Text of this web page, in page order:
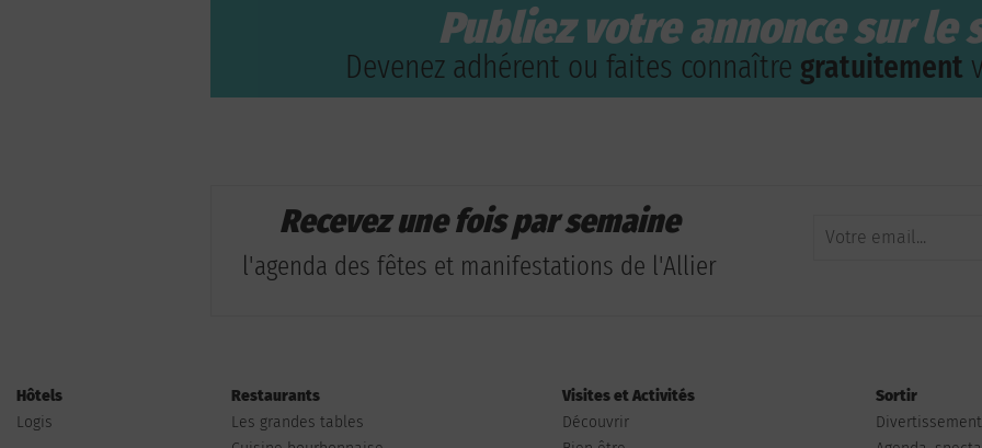
Publiez votre annonce sur le
Devenez adhérent ou faites connaître gratuitement
Recevez une fois par semaine
l'agenda des fêtes et manifestations de l'Allier
Hôtels
Logis
Restaurants
Les grandes tables
Visites et Activités
Découvrir
Sortir